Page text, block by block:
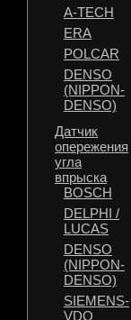
A-TECH
ERA
POLCAR
DENSO
(NIPPON-
DENSO)
Датчик
опережения
угла
впрыска
BOSCH
DELPHI /
LUCAS
DENSO
(NIPPON-
DENSO)
SIEMENS-
VDO